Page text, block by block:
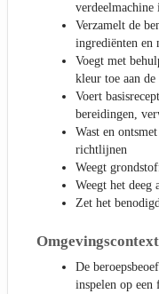
verdeelmachine
Verzamelt de
ingrediënten en
Voegt met
kleur toe aan de
Voert
bereidingen,
Wast en
richtlijnen
Weegt
Weegt het deeg
Zet het
Omgevingscontext
De
inspelen op